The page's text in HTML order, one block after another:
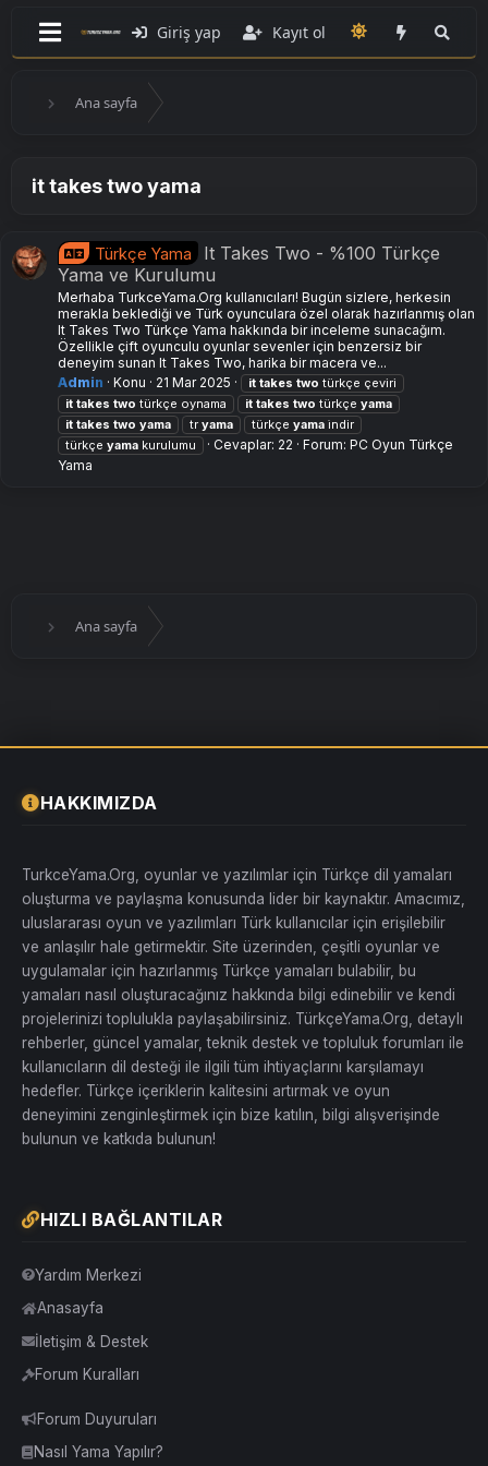
Giriş yap Kayıt ol
Ana sayfa
it takes two yama
Türkçe Yama
It Takes Two - %100 Türkçe
Yama ve Kurulumu
Merhaba TurkceYama.Org kullanıcıları! Bugün sizlere, herkesin
merakla beklediği ve Türk oyunculara özel olarak hazırlanmış olan
It Takes Two Türkçe Yama hakkında bir inceleme sunacağım.
Özellikle çift oyunculu oyunlar sevenler için benzersiz bir
deneyim sunan It Takes Two, harika bir macera ve...
Admin
Konu 21 Mar 2025 it takes two türkçe çeviri
it takes two türkçe oynama it takes two türkçe yama
it takes two yama tr yama türkçe yama i̇ndir
türkçe yama kurulumu Cevaplar: 22 Forum: PC Oyun Türkçe
Yama
Ana sayfa
HAKKIMIZDA
TurkceYama.Org, oyunlar ve yazılımlar için Türkçe dil yamaları
oluşturma ve paylaşma konusunda lider bir kaynaktır. Amacımız,
uluslararası oyun ve yazılımları Türk kullanıcılar için erişilebilir
ve anlaşılır hale getirmektir. Site üzerinden, çeşitli oyunlar ve
uygulamalar için hazırlanmış Türkçe yamaları bulabilir, bu
yamaları nasıl oluşturacağınız hakkında bilgi edinebilir ve kendi
projelerinizi toplulukla paylaşabilirsiniz. TürkçeYama.Org, detaylı
rehberler, güncel yamalar, teknik destek ve topluluk forumları ile
kullanıcıların dil desteği ile ilgili tüm ihtiyaçlarını karşılamayı
hedefler. Türkçe içeriklerin kalitesini artırmak ve oyun
deneyimini zenginleştirmek için bize katılın, bilgi alışverişinde
bulunun ve katkıda bulunun!
HIZLI BAĞLANTILAR
Yardım Merkezi
Anasayfa
İletişim & Destek
Forum Kuralları
Forum Duyuruları
Nasıl Yama Yapılır?